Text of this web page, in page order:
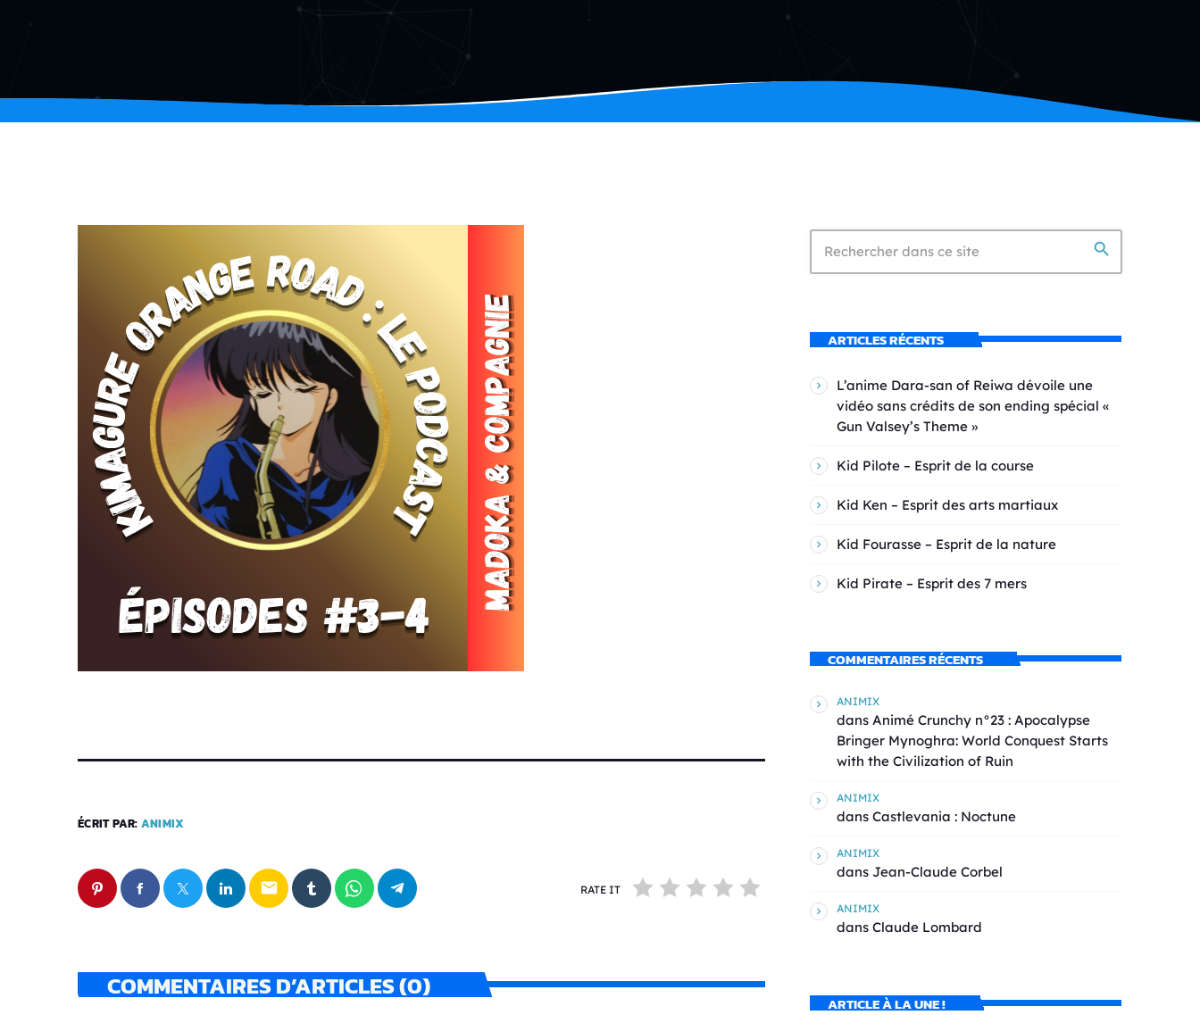
ÉCRIT PAR: ANIMIX
email RATE IT
COMMENTAIRES D’ARTICLES (0)
search
ARTICLES RÉCENTS
L’anime Dara-san of Reiwa dévoile une
vidéo sans crédits de son ending spécial «
Gun Valsey’s Theme »
Kid Pilote – Esprit de la course
Kid Ken – Esprit des arts martiaux
Kid Fourasse – Esprit de la nature
Kid Pirate – Esprit des 7 mers
COMMENTAIRES RÉCENTS
ANIMIX
dans Animé Crunchy n°23 : Apocalypse
Bringer Mynoghra: World Conquest Starts
with the Civilization of Ruin
ANIMIX
dans Castlevania : Noctune
ANIMIX
dans Jean-Claude Corbel
ANIMIX
dans Claude Lombard
ARTICLE À LA UNE !